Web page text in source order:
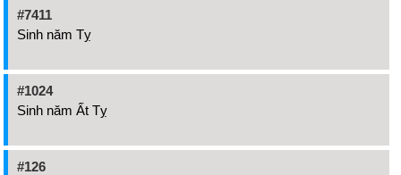
#7411
Sinh năm Tỵ
#1024
Sinh năm Ất Tỵ
#126